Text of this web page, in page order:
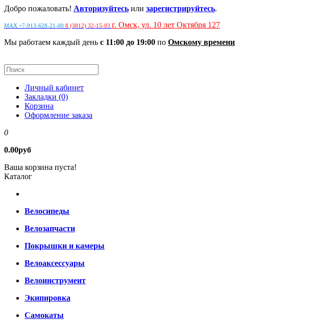
Добро пожаловать! Авторизуйтесь или зарегистрируйтесь.
MAX +7-913-628-21-00 8 (3812) 32-15-03 г. Омск, ул. 10 лет Октября 127
Мы работаем каждый день с 11:00 до 19:00 по Омскому времени
Личный кабинет
Закладки (0)
Корзина
Оформление заказа
0
0.00руб
Ваша корзина пуста!
Каталог
Велосипеды
Велозапчасти
Покрышки и камеры
Велоаксессуары
Велоинструмент
Экипировка
Самокаты